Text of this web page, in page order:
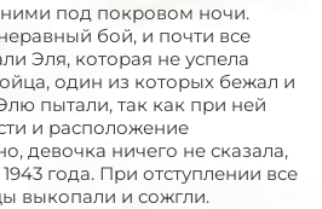
под покровом ночи.
бой, и почти все
Эля, которая не успела
один из которых бежал и
пытали, так как при ней
и расположение
девочка ничего не сказала,
года. При отступлении все
выкопали и сожгли.